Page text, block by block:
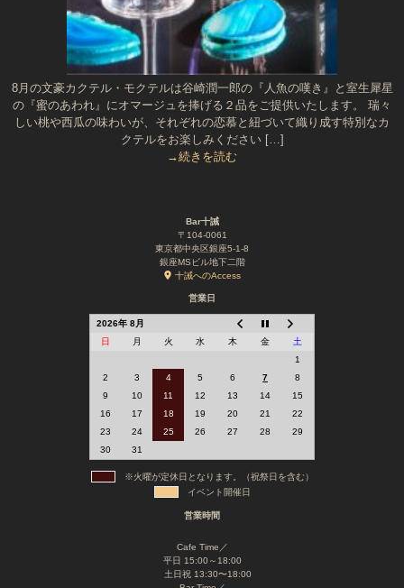
8月の文豪カクテル・モクテルは谷崎潤一郎の『人魚の嘆き』と室生犀星
の『蜜のあわれ』にオマージュを捧げる２品をご提供いたします。 瑞々
しい桃や西瓜の味わいが、それぞれの恋慕と紐づいて織り成す特別なカ
クテルをお楽しみください […]
→続きを読む
Bar十誡
〒104-0061
東京都中央区銀座5-1-8
銀座MSビル地下二階
十誡へのAccess
営業日
2026年 8月
日
月 火 水 木 金
土
1
2
3 4 5 6 7
8
9
10 11 12 13 14
15
16
17 18 19 20 21
22
23
24 25 26 27 28
29
30
31
※火曜が定休日となります。（祝祭日を含む）
イベント開催日
営業時間
Cafe Time／
平日 15:00～18:00
土日祝 13:30〜18:00